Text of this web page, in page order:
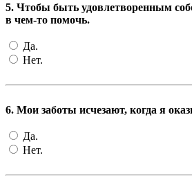
5. Чтобы быть удовлетворенным
в чем-то помочь.
Да.
Нет.
6. Мои заботы исчезают, когда я
Да.
Нет.